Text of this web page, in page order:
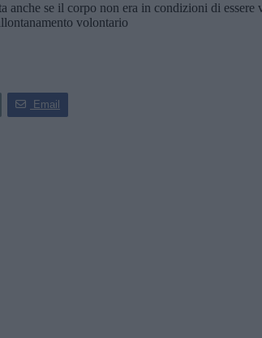
se il corpo non era in condizioni di
volontario
Email